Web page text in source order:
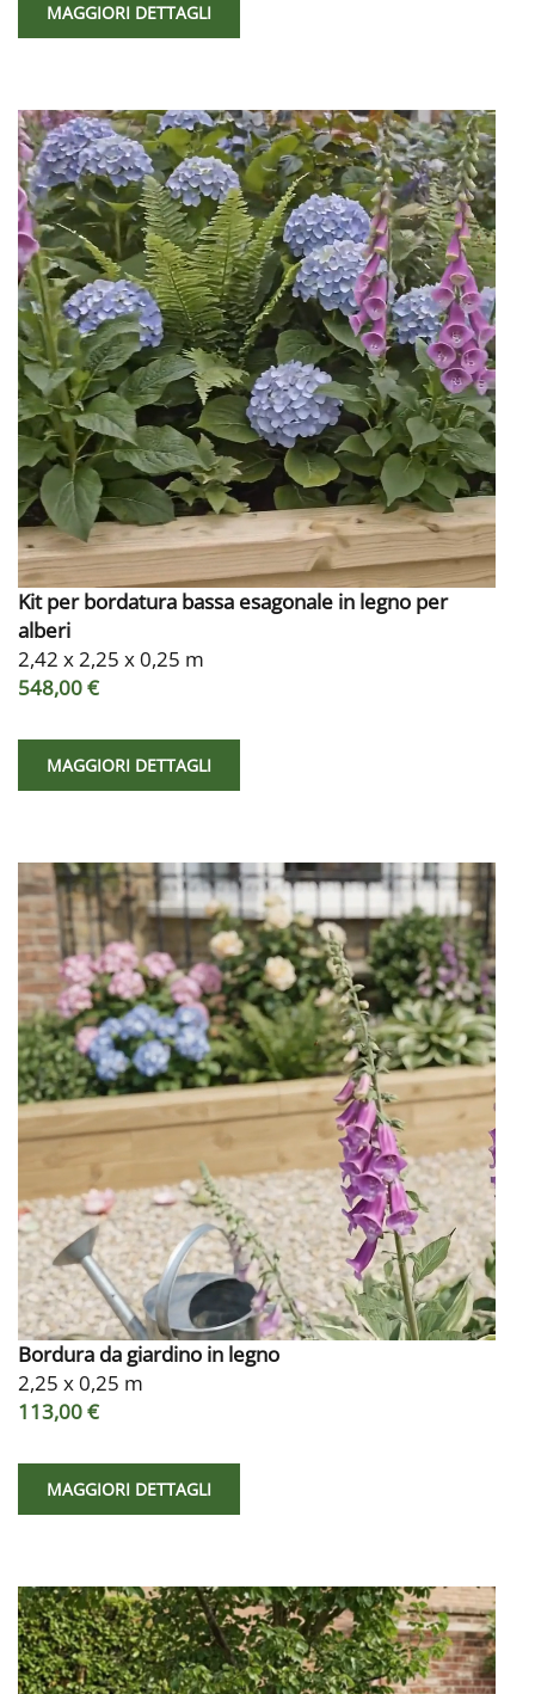
MAGGIORI DETTAGLI
Kit per bordatura bassa esagonale in legno per
alberi
2,42 x 2,25 x 0,25 m
548,00 €
MAGGIORI DETTAGLI
Bordura da giardino in legno
2,25 x 0,25 m
113,00 €
MAGGIORI DETTAGLI